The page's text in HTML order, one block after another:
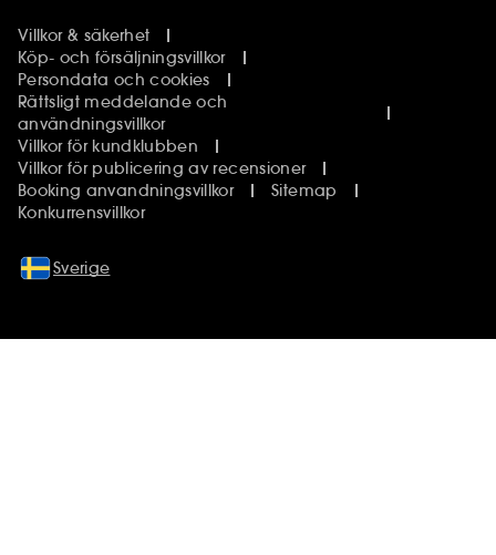
Villkor & säkerhet
Köp- och försäljningsvillkor
Persondata och cookies
Rättsligt meddelande och
användningsvillkor
Villkor för kundklubben
Villkor för publicering av recensioner
Booking anvandningsvillkor
Sitemap
Konkurrensvillkor
Sverige